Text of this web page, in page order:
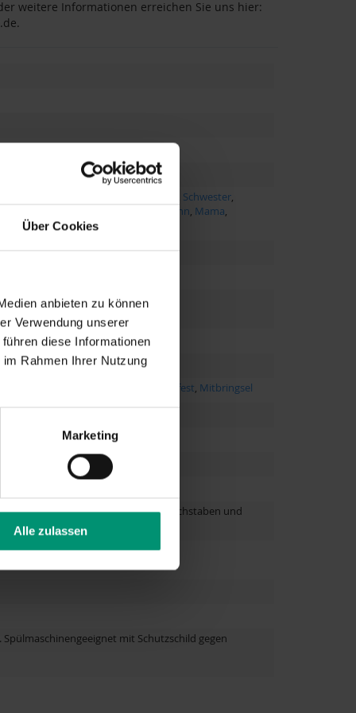
Über Cookies
anbieten zu können
Verwendung unserer
diese Informationen
Rahmen Ihrer Nutzung
Marketing
Alle zulassen
weitere Informationen erreichen Sie uns hier:
.
Schwester,
Ehemann, Mama,
Richtfest, Mitbringsel
über 60 Jahre
gewählter Schriftart, Anzahl Buchstaben und
Spülmaschinengeeignet mit Schutzschild gegen